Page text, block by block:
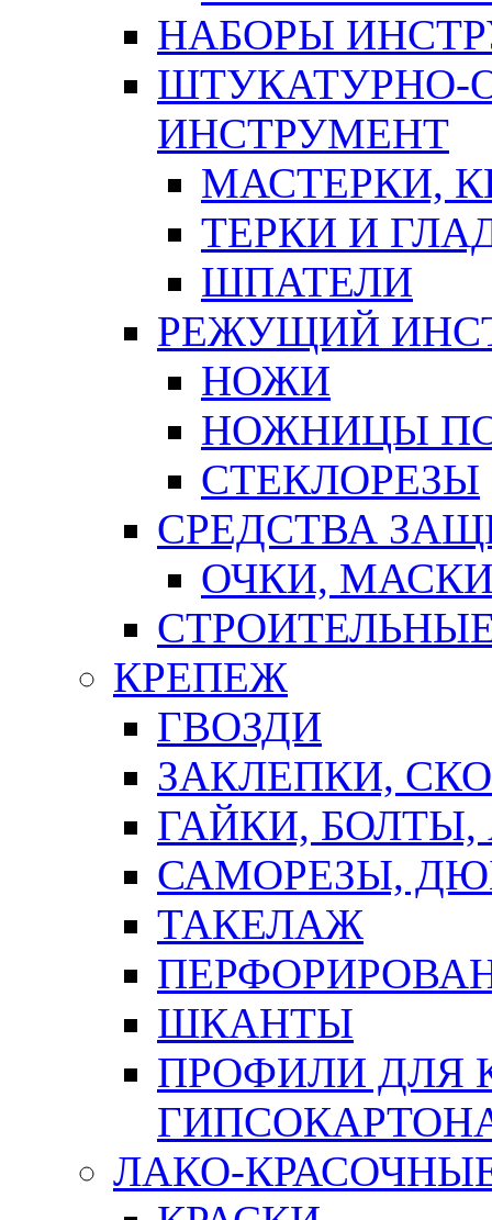
НАБОРЫ
ШТУКАТУРНО-
ИНСТРУМЕНТ
МАСТЕРКИ,
ТЕРКИ И
ШПАТЕЛИ
РЕЖУЩИЙ
НОЖИ
НОЖНИЦЫ
СТЕКЛОРЕЗЫ
СРЕДСТВА
ОЧКИ,
КРЕПЕЖ
ГВОЗДИ
ЗАКЛЕПКИ,
ГАЙКИ,
САМОРЕЗЫ,
ТАКЕЛАЖ
ШКАНТЫ
ПРОФИЛИ ДЛЯ
ЛАКО-